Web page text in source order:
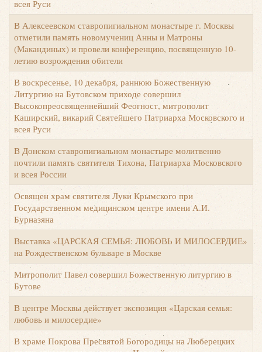
всея Руси
В Алексеевском ставропигиальном монастыре г. Москвы
отметили память новомучениц Анны и Матроны
(Макандиных) и провели конференцию, посвященную 10-
летию возрождения обители
В воскресенье, 10 декабря, раннюю Божественную
Литургию на Бутовском приходе совершил
Высокопреосвященнейший Феогност, митрополит
Каширский, викарий Святейшего Патриарха Московского и
всея Руси
В Донском ставропигиальном монастыре молитвенно
почтили память святителя Тихона, Патриарха Московского
и всея России
Освящен храм святителя Луки Крымского при
Государственном медицинском центре имени А.И.
Бурназяна
Выставка «ЦАРСКАЯ СЕМЬЯ: ЛЮБОВЬ И МИЛОСЕРДИЕ»
на Рождественском бульваре в Москве
Митрополит Павел совершил Божественную литургию в
Бутове
В центре Москвы действует экспозиция «Царская семья:
любовь и милосердие»
В храме Покрова Пресвятой Богородицы на Люберецких